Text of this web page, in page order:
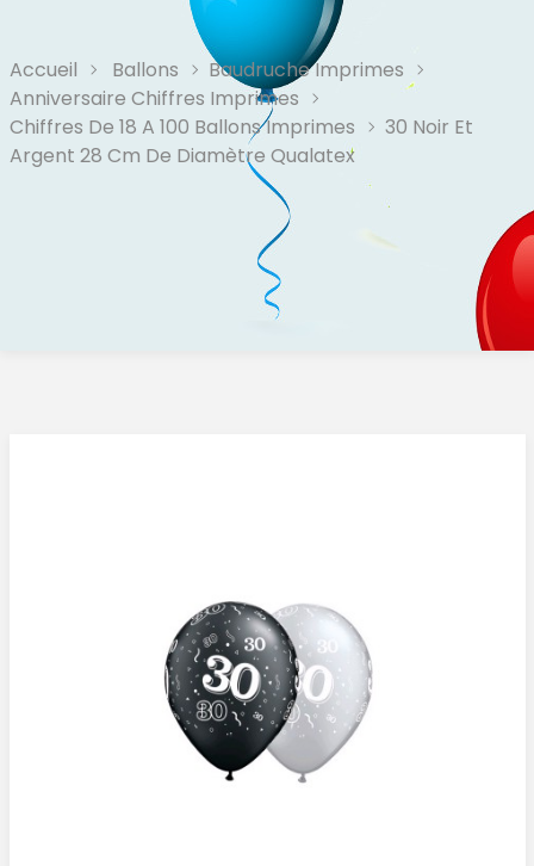
Accueil Ballons
Baudruche Imprimes
Anniversaire Chiffres Imprimes
Chiffres De 18 A 100 Ballons Imprimes
30 Noir Et
Argent 28 Cm De Diamètre Qualatex